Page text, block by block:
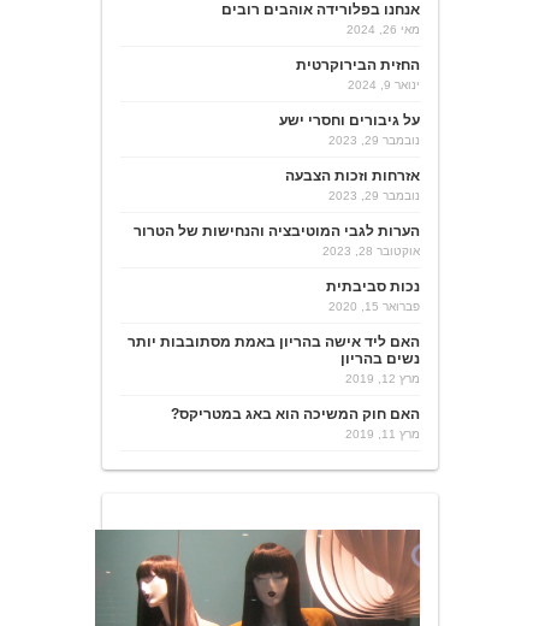
אנחנו בפלורידה אוהבים רובים
מאי 26, 2024
החזית הבירוקרטית
ינואר 9, 2024
על גיבורים וחסרי ישע
נובמבר 29, 2023
אזרחות וזכות הצבעה
נובמבר 29, 2023
הערות לגבי המוטיבציה והנחישות של הטרור
אוקטובר 28, 2023
נכות סביבתית
פברואר 15, 2020
האם ליד אישה בהריון באמת מסתובבות יותר
נשים בהריון
מרץ 12, 2019
האם חוק המשיכה הוא באג במטריקס?
מרץ 11, 2019